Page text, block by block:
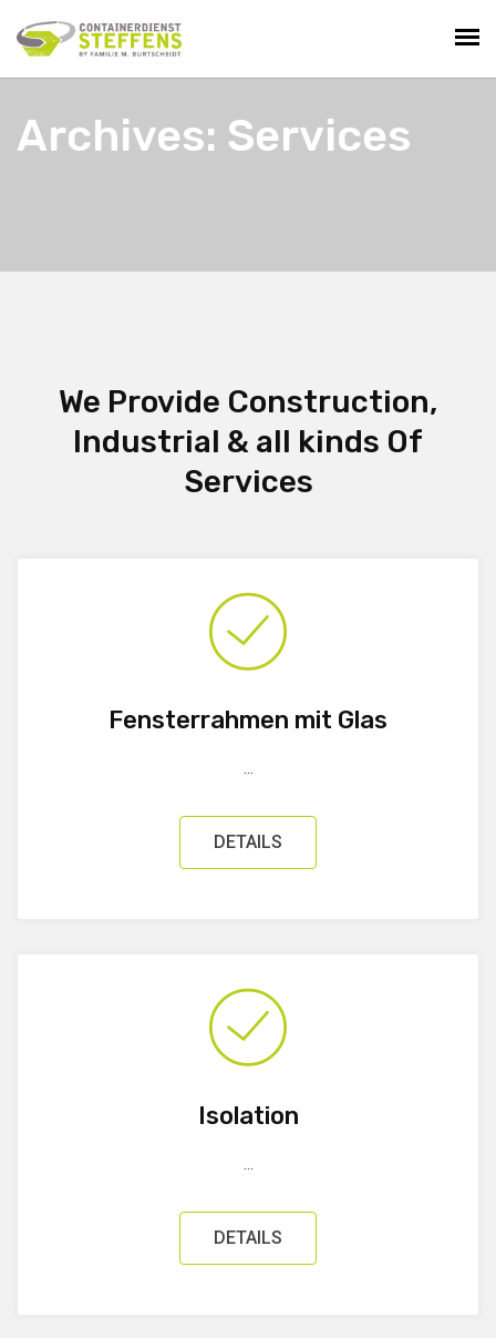
Archives: Services
We Provide Construction,
Industrial & all kinds Of
Services
Fensterrahmen mit Glas
...
DETAILS
Isolation
...
DETAILS